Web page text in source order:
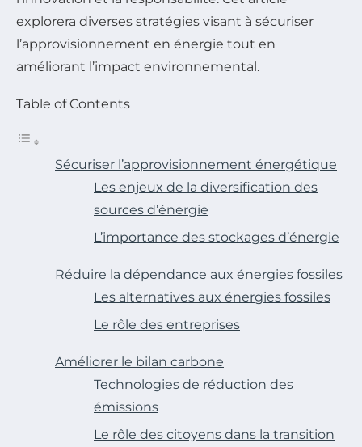
explorera diverses stratégies visant à sécuriser
l’approvisionnement en énergie tout en
améliorant l’impact environnemental.
Table of Contents
Sécuriser l’approvisionnement énergétique
Les enjeux de la diversification des
sources d’énergie
L’importance des stockages d’énergie
Réduire la dépendance aux énergies fossiles
Les alternatives aux énergies fossiles
Le rôle des entreprises
Améliorer le bilan carbone
Technologies de réduction des
émissions
Le rôle des citoyens dans la transition